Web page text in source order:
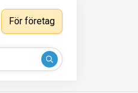
För företag